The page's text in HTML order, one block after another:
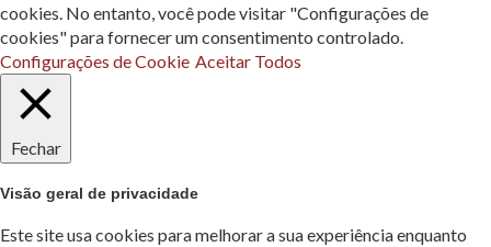
cookies. No entanto, você pode visitar "Configurações de
cookies" para fornecer um consentimento controlado.
Configurações de Cookie Aceitar Todos
Fechar
Visão geral de privacidade
Este site usa cookies para melhorar a sua experiência enquanto